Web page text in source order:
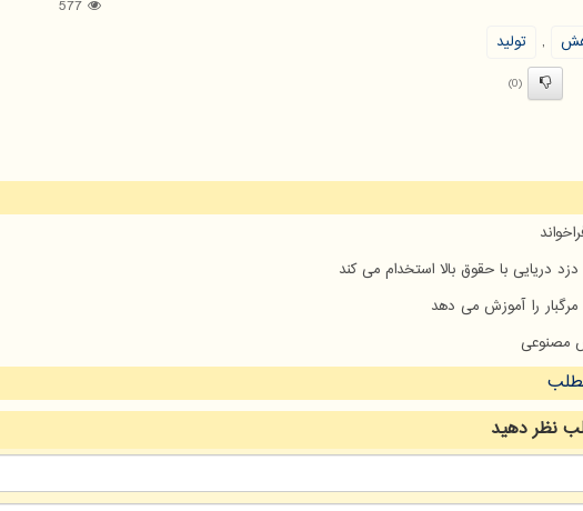
577
,
تولید
(0)
دریایی با حقوق بالا استخدام می کند
را آموزش می دهد
مصنوعی
نظر دهید